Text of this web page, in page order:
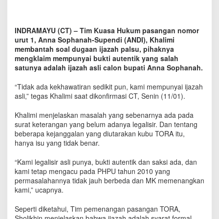
u
m
A
N
D
B
a
a
h
D
u
a
a
n
a
INDRAMAYU (CT) – Tim Kuasa Hukum pasangan nomor
urut 1, Anna Sophanah-Supendi (ANDI), Khalimi
membantah soal dugaan ijazah palsu, pihaknya
mengklaim mempunyai bukti autentik yang salah
satunya adalah ijazah asli calon bupati Anna Sophanah.
“Tidak ada kekhawatiran sedikit pun, kami mempunyai ijazah
asli,” tegas Khalimi saat dikonfirmasi CT, Senin (11/01).
Khalimi menjelaskan masalah yang sebenarnya ada pada
surat keterangan yang belum adanya legalisir. Dan tentang
beberapa kejanggalan yang diutarakan kubu TORA itu,
hanya isu yang tidak benar.
“Kami legalisir asli punya, bukti autentik dan saksi ada, dan
kami tetap mengacu pada PHPU tahun 2010 yang
permasalahannya tidak jauh berbeda dan MK memenangkan
kami,” ucapnya.
Seperti diketahui, Tim pemenangan pasangan TORA,